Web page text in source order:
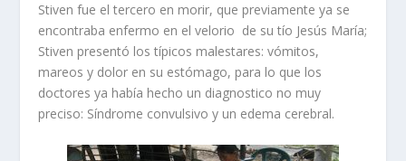
Stiven fue el tercero en morir, que previamente ya se
encontraba enfermo en el velorio de su tío Jesús María;
Stiven presentó los típicos malestares: vómitos,
mareos y dolor en su estómago, para lo que los
doctores ya había hecho un diagnostico no muy
preciso: Síndrome convulsivo y un edema cerebral.